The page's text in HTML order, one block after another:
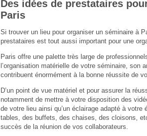
Des idées de prestataires
Paris
Si trouver un lieu pour organiser un séminaire à
prestataires est tout aussi important pour une
Paris offre une palette très large de
l’organisation matérielle de votre séminaire, son
contribuent énormément à la bonne réussite de
D’un point de vue matériel et pour assurer la
notamment de mettre à votre disposition des
de votre lieu ainsi qu’un éclairage adapté à
tables, des buffets, des chaises, des cloisons,
succès de la réunion de vos collaborateurs.